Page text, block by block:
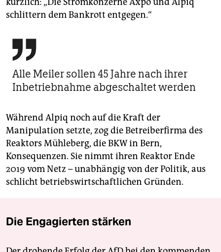
schlittern dem Bankrott entgegen.“

Alle Meiler sollen 45 Jahre nach ihrer
Inbetriebnahme abgeschaltet werden
Während Alpiq noch auf die Kraft der
Manipulation setzte, zog die Betreiberfirma des
Reaktors Mühleberg, die BKW in Bern,
Konsequenzen. Sie nimmt ihren Reaktor Ende
2019 vom Netz – unabhängig von der Politik, aus
schlicht betriebswirtschaftlichen Gründen.
Die Engagierten stärken